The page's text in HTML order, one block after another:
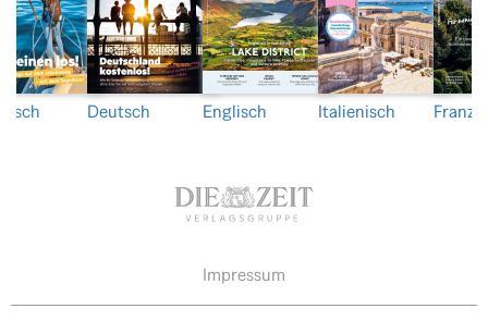
Deutsch Englisch Italienisch
Impressum